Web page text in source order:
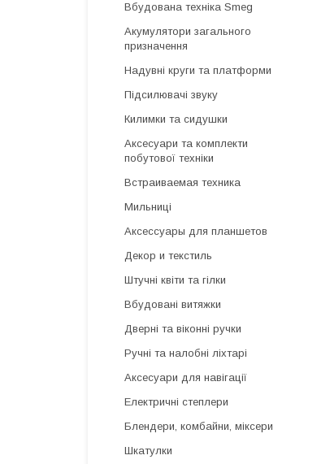
Вбудована техніка Smeg
Акумулятори загального
призначення
Надувні круги та платформи
Підсилювачі звуку
Килимки та сидушки
Аксесуари та комплекти
побутової техніки
Встраиваемая техника
Мильниці
Аксессуары для планшетов
Декор и текстиль
Штучні квіти та гілки
Вбудовані витяжки
Дверні та віконні ручки
Ручні та налобні ліхтарі
Аксесуари для навігації
Електричні степлери
Блендери, комбайни, міксери
Шкатулки